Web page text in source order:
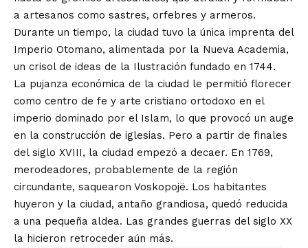
a artesanos como sastres, orfebres y armeros.
Durante un tiempo, la ciudad tuvo la única imprenta del
Imperio Otomano, alimentada por la Nueva Academia,
un crisol de ideas de la Ilustración fundado en 1744.
La pujanza económica de la ciudad le permitió florecer
como centro de fe y arte cristiano ortodoxo en el
imperio dominado por el Islam, lo que provocó un auge
en la construcción de iglesias. Pero a partir de finales
del siglo XVIII, la ciudad empezó a decaer. En 1769,
merodeadores, probablemente de la región
circundante, saquearon Voskopojë. Los habitantes
huyeron y la ciudad, antaño grandiosa, quedó reducida
a una pequeña aldea. Las grandes guerras del siglo XX
la hicieron retroceder aún más.